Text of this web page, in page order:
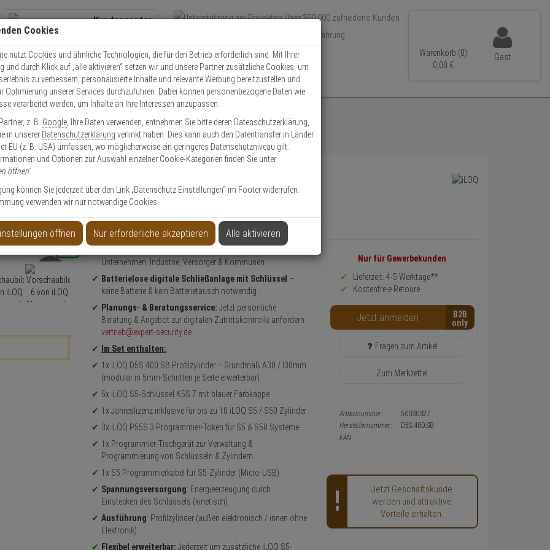
Kundencenter
Kontaktservice nutzen
Mo. - Do.: 8:00 - 16:30 Fr. 8:00 - 14:00 Uhr
Über 350.000 zufriedene Kunden
Über 15 Jahre Erfahrung
Schneller Versand
Warenkorb (0)
0, 00 €
Gast
iLOQ Elektronische Schließanlage S5 Starter-Set-1
S5 Starter-Set-1
NEU Produktinformationen
Unternehmen, Industrie, Versorger & Kommunen
Batterielose digitale Schließanlage mit Schlüssel –
keine Batterie & kein Batterietausch notwendig
Planungs- & Beratungsservice: Jetzt persönliche
Beratung & Angebot zur digitalen Zutrittskontrolle anfordern:
vertrieb@expert-security.de
Im Set enthalten:
1x iLOQ D5S.400.SB Profilzylinder – Grundmaß A30 / I30mm
(modular in 5mm-Schritten je Seite erweiterbar)
5x iLOQ S5-Schlüssel K5S.7 mit blauer Farbkappe
1x Jahreslizenz inklusive für bis zu 10 iLOQ S5 / S50 Zylinder
3x iLOQ P55S.3 Programmier-Token für S5 & S50 Systeme
1x Programmier-Tischgerät zur Verwaltung &
Programmierung von Schlüsseln & Zylindern
1x S5 Programmierkabel für S5-Zylinder (Micro-USB)
Spannungsversorgung: Energieerzeugung durch
Einstecken des Schlüssels (kinetisch)
Ausführung: Profilzylinder (außen elektronisch / innen ohne
Elektronik)
Flexibel erweiterbar: Jederzeit um zusätzliche iLOQ S5-
Informationen
Preis,
Verfügbakeit
Warenkorb-
oder
Konfigurieren-
Nur für Gewerbekunden
Lieferzeit: 4-5 Werktage**
Kostenfreie Retoure
Jetzt anmelden B2B
Fragen zum Artikel
Zum Merkzettel
Artikelnummer:
50030327
Herstellernummer:
D5S.400.SB
EAN:
Jetzt Geschäftskunde
werden und attraktive
Vorteile erhalten.
Cookies
nutzt Cookies und ähnliche Technologien, die für den Betrieb erforderlich sind. Mit Ihrer
und durch Klick auf „alle aktivieren“ setzen wir und unsere Partner zusätzliche Cookies, um
zu verbessern, personalisierte Inhalte und relevante Werbung bereitzustellen und
Optimierung unserer Services durchzuführen. Dabei können personenbezogene Daten wie
verarbeitet werden, um Inhalte an Ihre Interessen anzupassen.
z. B. Google , Ihre Daten verwenden, entnehmen Sie bitte deren Datenschutzerklärung,
in unserer Datenschutzerklärung verlinkt haben. Dies kann auch den Datentransfer in Länder
EU (z. B. USA) umfassen, wo möglicherweise ein geringeres Datenschutzniveau gilt.
und Optionen zur Auswahl einzelner Cookie-Kategorien finden Sie unter
öffnen'.
können Sie jederzeit über den Link „Datenschutz Einstellungen“ im Footer widerrufen.
verwenden wir nur notwendige Cookies.
öffnen Nur erforderliche akzeptieren Alle aktivieren